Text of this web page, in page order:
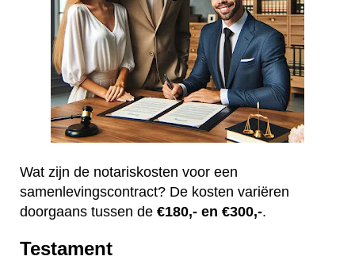
Wat zijn de notariskosten voor een
samenlevingscontract? De kosten variëren
doorgaans tussen de €180,- en €300,-.
Testament